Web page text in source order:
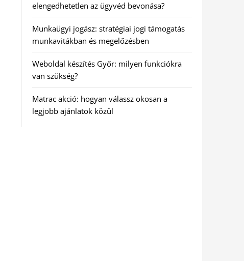
elengedhetetlen az ügyvéd bevonása?
Munkaügyi jogász: stratégiai jogi támogatás
munkavitákban és megelőzésben
Weboldal készítés Győr: milyen funkciókra
van szükség?
Matrac akció: hogyan válassz okosan a
legjobb ajánlatok közül